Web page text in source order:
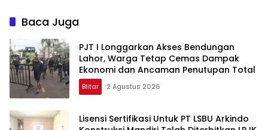
Baca Juga
PJT I Longgarkan Akses Bendungan
Lahor, Warga Tetap Cemas Dampak
Ekonomi dan Ancaman Penutupan Total
Blitar 2 Agustus 2026
Lisensi Sertifikasi Untuk PT LSBU Arkindo